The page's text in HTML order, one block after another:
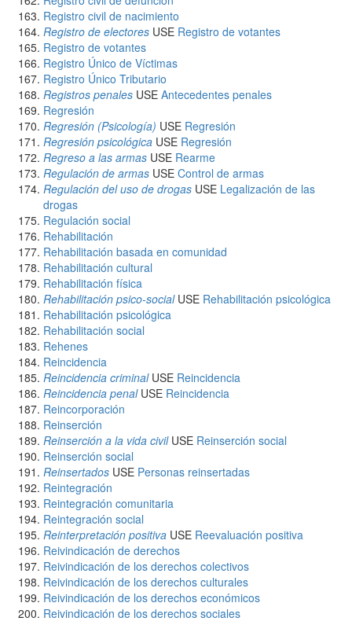
Registro civil de nacimiento
Registro de electores USE Registro de votantes
Registro de votantes
Registro Único de Víctimas
Registro Único Tributario
Registros penales USE Antecedentes penales
Regresión
Regresión (Psicología) USE Regresión
Regresión psicológica USE Regresión
Regreso a las armas USE Rearme
Regulación de armas USE Control de armas
Regulación del uso de drogas USE Legalización de las
drogas
Regulación social
Rehabilitación
Rehabilitación basada en comunidad
Rehabilitación cultural
Rehabilitación física
Rehabilitación psico-socialUSE Rehabilitación psicológica
Rehabilitación psicológica
Rehabilitación social
Rehenes
Reincidencia
Reincidencia criminalUSE Reincidencia
Reincidencia penalUSE Reincidencia
Reincorporación
Reinserción
Reinserción a la vida civilUSE Reinserción social
Reinserción social
Reinsertados USE Personas reinsertadas
Reintegración
Reintegración comunitaria
Reintegración social
Reinterpretación positiva USE Reevaluación positiva
Reivindicación de derechos
Reivindicación de los derechos colectivos
Reivindicación de los derechos culturales
Reivindicación de los derechos económicos
Reivindicación de los derechos sociales